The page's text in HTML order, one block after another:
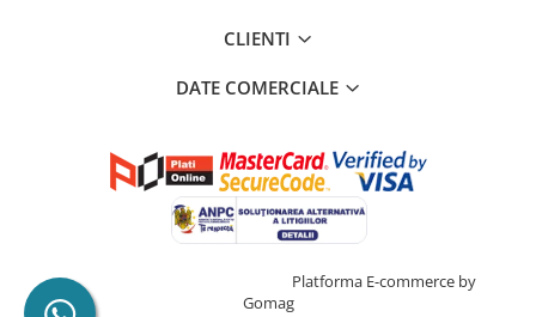
CLIENTI
DATE COMERCIALE
Creat cu ❤ și cu 🧠 de Dan Trifan Platforma E-commerce by
Gomag